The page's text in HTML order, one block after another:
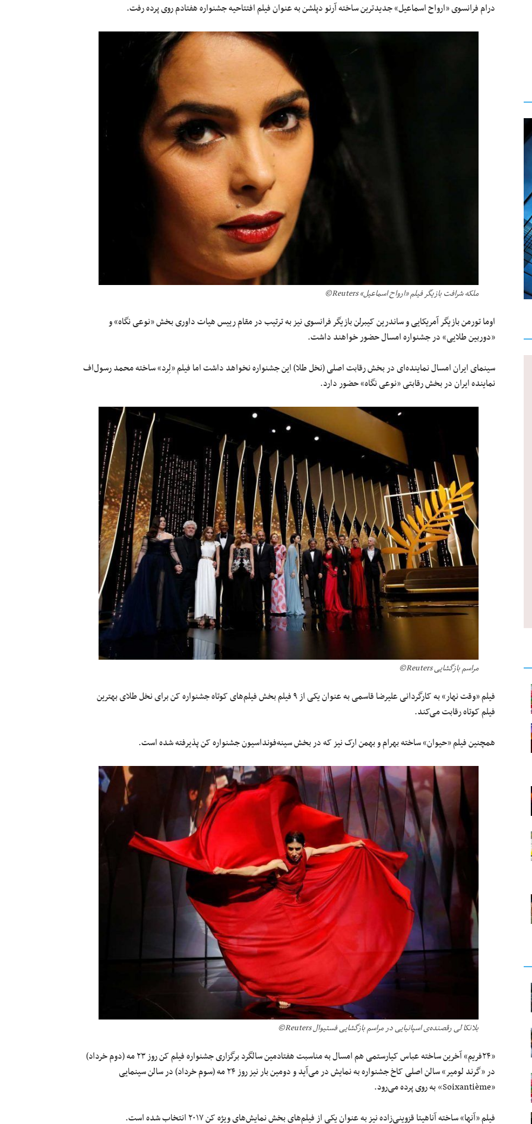
درام فرانسوی «ارواح اسماعیل» جدیدترین ساخته آرنو دپلشن به عنوان فیلم افتتاحیه جشنواره هفتادم روی پرده رفت.
ملکه شرافت بازیگر فیلم «ارواح اسماعیل» Reuters©
اوما تورمن بازیگر آمریکایی و ساندرین کیبرلن بازیگر فرانسوی نیز به ترتیب در مقام رییس هیات داوری بخش «نوعی نگاه» و
«دوربین طلایی» در جشنواره امسال حضور خواهند داشت.
سینمای ایران امسال نماینده‌ای در بخش رقابت اصلی (نخل طلا) این جشنواره نخواهد داشت اما فیلم «لِرد» ساخته محمد رسول‌اف
نماینده ایران در بخش رقابتی «نوعی نگاه» حضور دارد.
مراسم بازگشایی Reuters©
فیلم «وقت نهار» به کارگردانی علیرضا قاسمی به عنوان یکی از ۹ فیلم بخش فیلم‌های کوتاه جشنواره کن برای نخل طلای بهترین
فیلم کوتاه رقابت می‌کند.
همچنین فیلم «حیوان» ساخته بهرام و بهمن ارک نیز که در بخش سینه‌فونداسیون جشنواره کن پذیرفته شده است.
بلانکا لی رقصنده‌ی اسپانیایی در مراسم بازگشایی فستیوال Reuters©
«۲۴فریم» آخرین ساخته عباس کیارستمی هم امسال به مناسبت هفتادمین سالگرد برگزاری جشنواره فیلم کن روز ۲۳ مه (دوم خرداد)
در «گرند لومیر» سالن اصلی کاخ جشنواره به نمایش در می‌آید و دومین بار نیز روز ۲۴ مه (سوم خرداد) در سالن سینمایی
«Soixantième» به روی پرده می‌رود.
فیلم «آنها» ساخته آناهیتا قزوینی‌زاده نیز به عنوان یکی از فیلم‌های بخش نمایش‌های ویژه کن ۲۰۱۷ انتخاب شده است.